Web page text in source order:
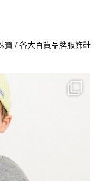
寶 / 各大百貨品牌服飾鞋